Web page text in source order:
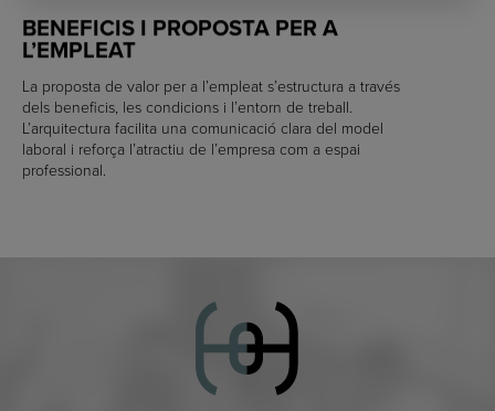
BENEFICIS I PROPOSTA PER A
L’EMPLEAT
La proposta de valor per a l’empleat s’estructura a través
dels beneficis, les condicions i l’entorn de treball.
L’arquitectura facilita una comunicació clara del model
laboral i reforça l’atractiu de l’empresa com a espai
professional.